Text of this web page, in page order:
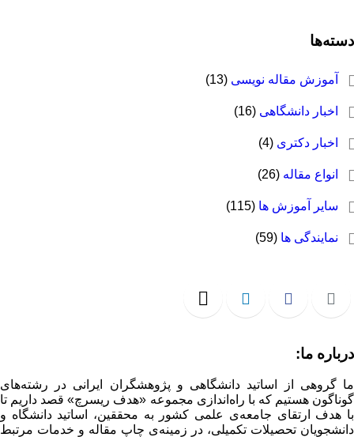
دسته‌ها
آموزش مقاله نویسی (13)
اخبار دانشگاهی (16)
اخبار دکتری (4)
انواع مقاله (26)
سایر آموزش ها (115)
نمایندگی ها (59)
درباره ما:
ما گروهی از اساتید دانشگاهی و پژوهشگران ایرانی در رشته‌های
گوناگون هستیم که با راه‌اندازی مجموعه «هدف ریسرچ» قصد داریم تا
با هدف ارتقای جامعه‌ی علمی کشور به محققین، اساتید دانشگاه و
دانشجویان تحصیلات تکمیلی، در زمینه‌ی چاپ مقاله و خدمات مرتبط